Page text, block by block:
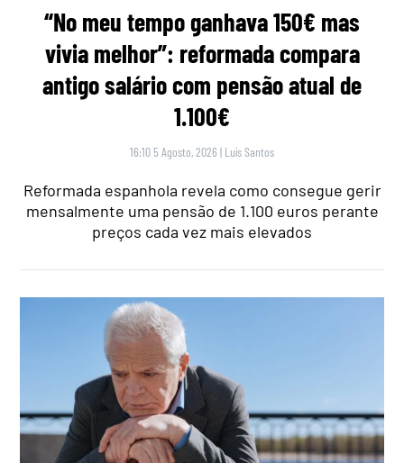
“No meu tempo ganhava 150€ mas
vivia melhor”: reformada compara
antigo salário com pensão atual de
1.100€
16:10 5 Agosto, 2026 | Luís Santos
Reformada espanhola revela como consegue gerir
mensalmente uma pensão de 1.100 euros perante
preços cada vez mais elevados